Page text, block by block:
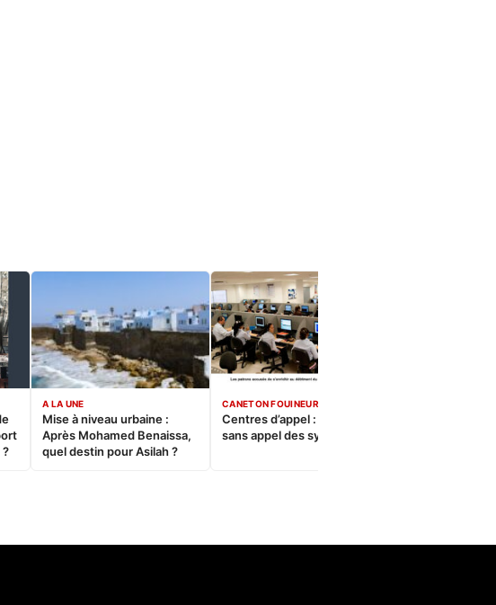
A LA UNE
Mise à niveau urbaine :
Après Mohamed Benaissa,
quel destin pour Asilah ?
CANETON FOUINEUR
Centres d’appel : Le constat
sans appel des syndicats